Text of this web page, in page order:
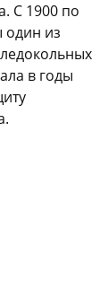
С 1900 по
один из
в годы